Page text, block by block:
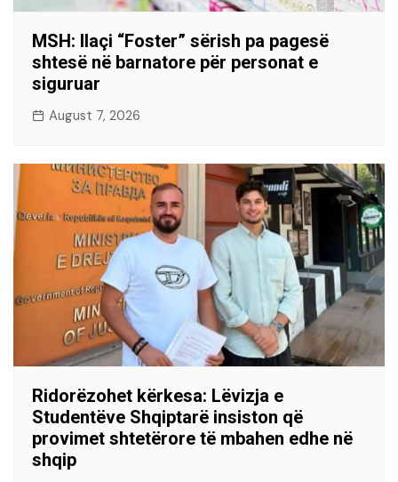
MSH: Ilaçi “Foster” sërish pa pagesë
shtesë në barnatore për personat e
siguruar
August 7, 2026
Ridorëzohet kërkesa: Lëvizja e
Studentëve Shqiptarë insiston që
provimet shtetërore të mbahen edhe në
shqip